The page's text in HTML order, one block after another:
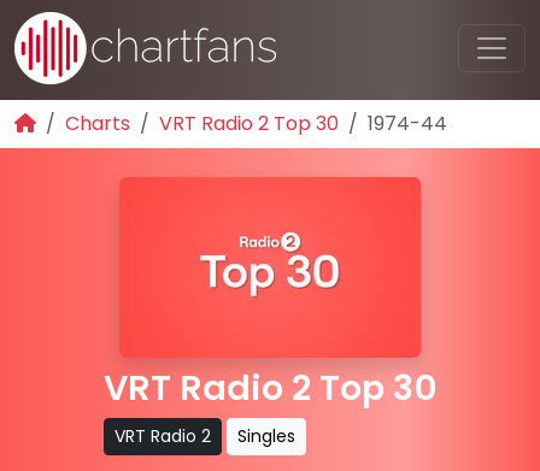
Charts VRT Radio 2 Top 30 1974-44
VRT Radio 2 Top 30
VRT Radio 2 Singles